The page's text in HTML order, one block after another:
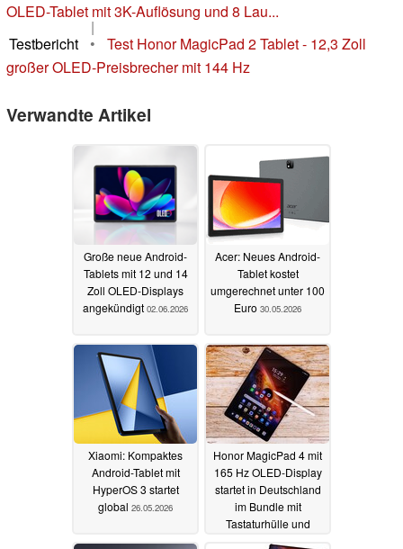
OLED-Tablet mit 3K-Auflösung und 8 Lau...
|
Testbericht
•
Test Honor MagicPad 2 Tablet - 12,3 Zoll
großer OLED-Preisbrecher mit 144 Hz
Verwandte Artikel
Große neue Android-
Tablets mit 12 und 14
Zoll OLED-Displays
angekündigt 02.06.2026
Acer: Neues Android-
Tablet kostet
umgerechnet unter 100
Euro 30.05.2026
Xiaomi: Kompaktes
Android-Tablet mit
HyperOS 3 startet
global 26.05.2026
Honor MagicPad 4 mit
165 Hz OLED-Display
startet in Deutschland
im Bundle mit
Tastaturhülle und
01.03.2026